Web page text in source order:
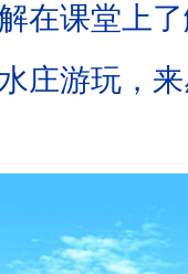
在课堂上
庄游玩，